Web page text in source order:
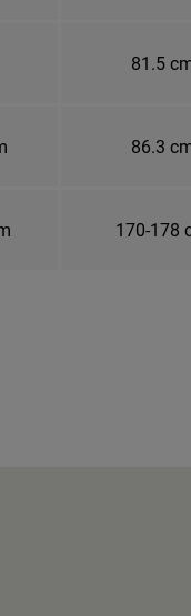
81.5
86.3
170-178